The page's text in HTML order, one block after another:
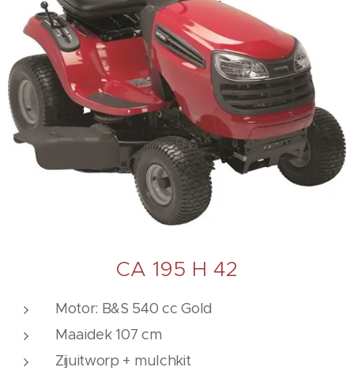
CA 195 H 42
Motor: B&S 540 cc Gold
Maaidek 107 cm
Zijuitworp + mulchkit